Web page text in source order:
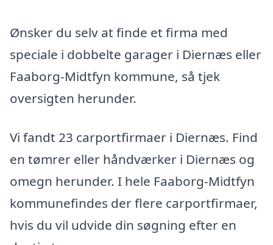
Ønsker du selv at finde et firma med
speciale i dobbelte garager i Diernæs eller
Faaborg-Midtfyn kommune, så tjek
oversigten herunder.
Vi fandt 23 carportfirmaer i Diernæs. Find
en tømrer eller håndværker i Diernæs og
omegn herunder. I hele Faaborg-Midtfyn
kommunefindes der flere carportfirmaer,
hvis du vil udvide din søgning efter en